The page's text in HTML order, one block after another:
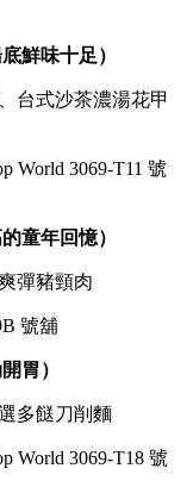
鮮味十足）
台式沙茶濃湯花甲
World 3069-T11 號
童年回憶）
彈豬頸肉
號舖
胃）
多餸刀削麵
World 3069-T18 號